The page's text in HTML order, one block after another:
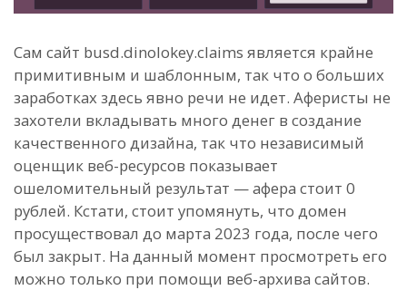
Сам сайт busd.dinolokey.claims является крайне
примитивным и шаблонным, так что о больших
заработках здесь явно речи не идет. Аферисты не
захотели вкладывать много денег в создание
качественного дизайна, так что независимый
оценщик веб-ресурсов показывает
ошеломительный результат — афера стоит 0
рублей. Кстати, стоит упомянуть, что домен
просуществовал до марта 2023 года, после чего
был закрыт. На данный момент просмотреть его
можно только при помощи веб-архива сайтов.